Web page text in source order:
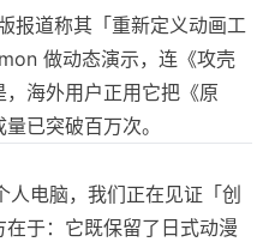
报道称其「重新定义动画工
做动态演示，连《攻壳
海外用户正用它把《原
已突破百万次。
电脑，我们正在见证「创
于：它既保留了日式动漫